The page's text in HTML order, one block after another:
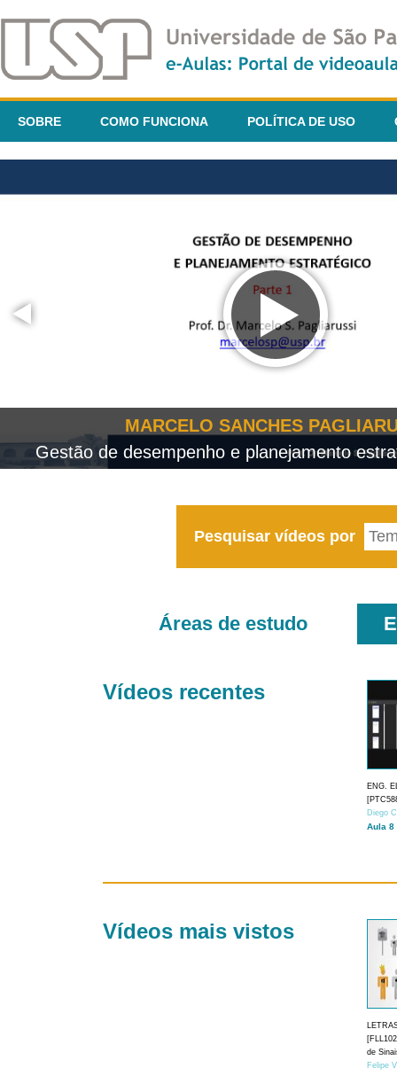
SOBRE COMO FUNCIONA POLÍTICA DE USO
MARCELO SANCHES
Gestão de desempenho e planejamento
Pesquisar vídeos por
Áreas de estudo
Vídeos recentes
ENG.
Diego
Aula 8
Vídeos mais vistos
de
Felipe